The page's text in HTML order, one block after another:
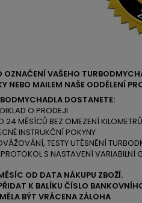
VAŠEHO
NEBO MAILEM NAŠE ODDĚLENÍ
DOSTANETE:
DIKLAD O PRODEJI
24 MĚSÍCŮ BEZ OMEZENÍ KILOMETRŮ
INSTRUKČNÍ POKYNY
TESTY UTĚSNĚNÍ
S NASTAVENÍ VARIABILNÍ
OD DATA NÁKUPU ZBOŽÍ.
K BALÍKU ČÍSLO
BÝT VRÁCENA ZÁLOHA